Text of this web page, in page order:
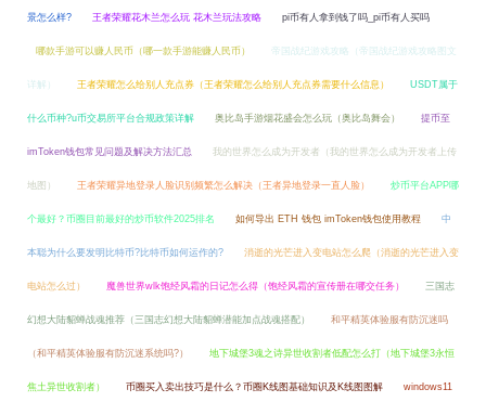
景怎么样? 王者荣耀花木兰怎么玩 花木兰玩法攻略 pi币有人拿到钱了吗_pi币有人买吗
哪款手游可以赚人民币（哪一款手游能赚人民币） 帝国战纪游戏攻略（帝国战纪游戏攻略图文
详解） 王者荣耀怎么给别人充点券（王者荣耀怎么给别人充点券需要什么信息） USDT属于
什么币种?u币交易所平台合规政策详解 奥比岛手游烟花盛会怎么玩（奥比岛舞会） 提币至
imToken钱包常见问题及解决方法汇总 我的世界怎么成为开发者（我的世界怎么成为开发者上传
地图） 王者荣耀异地登录人脸识别频繁怎么解决（王者异地登录一直人脸） 炒币平台APP哪
个最好？币圈目前最好的炒币软件2025排名 如何导出 ETH 钱包 imToken钱包使用教程 中
本聪为什么要发明比特币?比特币如何运作的? 消逝的光芒进入变电站怎么爬（消逝的光芒进入变
电站怎么过） 魔兽世界wlk饱经风霜的日记怎么得（饱经风霜的宣传册在哪交任务） 三国志
幻想大陆貂蝉战魂推荐（三国志幻想大陆貂蝉潜能加点战魂搭配） 和平精英体验服有防沉迷吗
（和平精英体验服有防沉迷系统吗?） 地下城堡3魂之诗异世收割者低配怎么打（地下城堡3永恒
焦土异世收割者） 币圈买入卖出技巧是什么？币圈K线图基础知识及K线图图解 windows11